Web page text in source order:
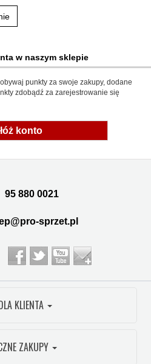
w naszym sklepie
punkty za swoje zakupy, dodane
zdobądź za zarejestrowanie się
konto
95 880 0021
sprzet.pl
KLIENTA
ZAKUPY